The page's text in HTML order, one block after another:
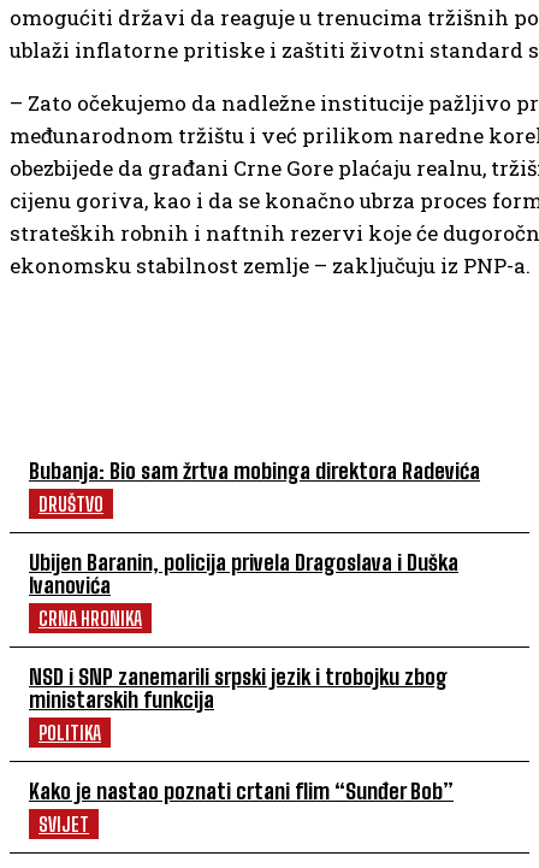
Bubanja: Bio sam žrtva mobinga direktora Radevića
DRUŠTVO
Ubijen Baranin, policija privela Dragoslava i Duška
Ivanovića
CRNA HRONIKA
NSD i SNP zanemarili srpski jezik i trobojku zbog
ministarskih funkcija
POLITIKA
Kako je nastao poznati crtani flim “Sunđer Bob”
SVIJET
omogućiti državi da reaguje u trenucima tržišnih
ublaži inflatorne pritiske i zaštiti životni standard
– Zato očekujemo da nadležne institucije pažljivo
međunarodnom tržištu i već prilikom naredne
obezbijede da građani Crne Gore plaćaju realnu,
cijenu goriva, kao i da se konačno ubrza proces
strateških robnih i naftnih rezervi koje će
ekonomsku stabilnost zemlje – zaključuju iz PNP-a.